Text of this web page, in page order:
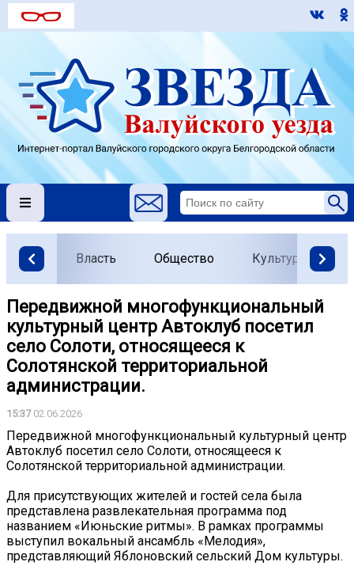
Власть Общество Культура
️️Передвижной многофункциональный
культурный центр Автоклуб посетил
село Солоти, относящееся к
Солотянской территориальной
администрации.
15:3702.06.2026
️️Передвижной многофункциональный культурный центр
Автоклуб посетил село Солоти, относящееся к
Солотянской территориальной администрации.
Для присутствующих жителей и гостей села была
представлена развлекательная программа под
названием «Июньские ритмы». В рамках программы
выступил вокальный ансамбль «Мелодия»,
представляющий Яблоновский сельский Дом культуры.